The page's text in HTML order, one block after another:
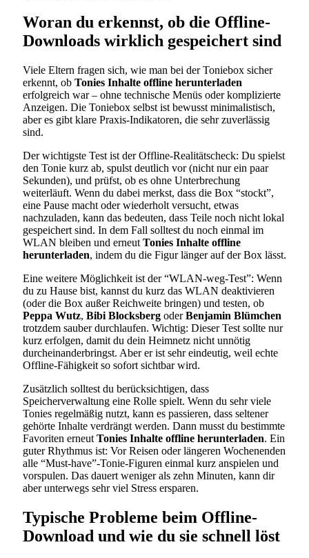
Woran du erkennst, ob die Offline-
Downloads wirklich gespeichert sind
Viele Eltern fragen sich, wie man bei der Toniebox sicher
erkennt, ob Tonies Inhalte offline herunterladen
erfolgreich war – ohne technische Menüs oder komplizierte
Anzeigen. Die Toniebox selbst ist bewusst minimalistisch,
aber es gibt klare Praxis-Indikatoren, die sehr zuverlässig
sind.
Der wichtigste Test ist der Offline-Realitätscheck: Du spielst
den Tonie kurz ab, spulst deutlich vor (nicht nur ein paar
Sekunden), und prüfst, ob es ohne Unterbrechung
weiterläuft. Wenn du dabei merkst, dass die Box “stockt”,
eine Pause macht oder wiederholt versucht, etwas
nachzuladen, kann das bedeuten, dass Teile noch nicht lokal
gespeichert sind. In dem Fall solltest du noch einmal im
WLAN bleiben und erneut Tonies Inhalte offline
herunterladen, indem du die Figur länger auf der Box lässt.
Eine weitere Möglichkeit ist der “WLAN-weg-Test”: Wenn
du zu Hause bist, kannst du kurz das WLAN deaktivieren
(oder die Box außer Reichweite bringen) und testen, ob
Peppa Wutz, Bibi Blocksberg oderBenjamin Blümchen
trotzdem sauber durchlaufen. Wichtig: Dieser Test sollte nur
kurz erfolgen, damit du dein Heimnetz nicht unnötig
durcheinanderbringst. Aber er ist sehr eindeutig, weil echte
Offline-Fähigkeit so sofort sichtbar wird.
Zusätzlich solltest du berücksichtigen, dass
Speicherverwaltung eine Rolle spielt. Wenn du sehr viele
Tonies regelmäßig nutzt, kann es passieren, dass seltener
gehörte Inhalte verdrängt werden. Dann musst du bestimmte
Favoriten erneut Tonies Inhalte offline herunterladen. Ein
guter Rhythmus ist: Vor Reisen oder längeren Wochenenden
alle “Must-have”-Tonie-Figuren einmal kurz anspielen und
vorspulen. Das dauert weniger als zehn Minuten, kann dir
aber unterwegs sehr viel Stress ersparen.
Typische Probleme beim Offline-
Download und wie du sie schnell löst